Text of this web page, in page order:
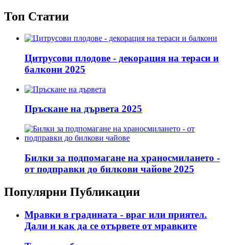
Топ Статии
Цитрусови плодове - декорация на тераси и
балкони 2025
Пръскане на дървета 2025
Билки за подпомагане на храносмилането -
от подправки до билкови чайове 2025
Популярни Публикации
Мравки в градината - враг или приятел.
Дали и как да се отървете от мравките